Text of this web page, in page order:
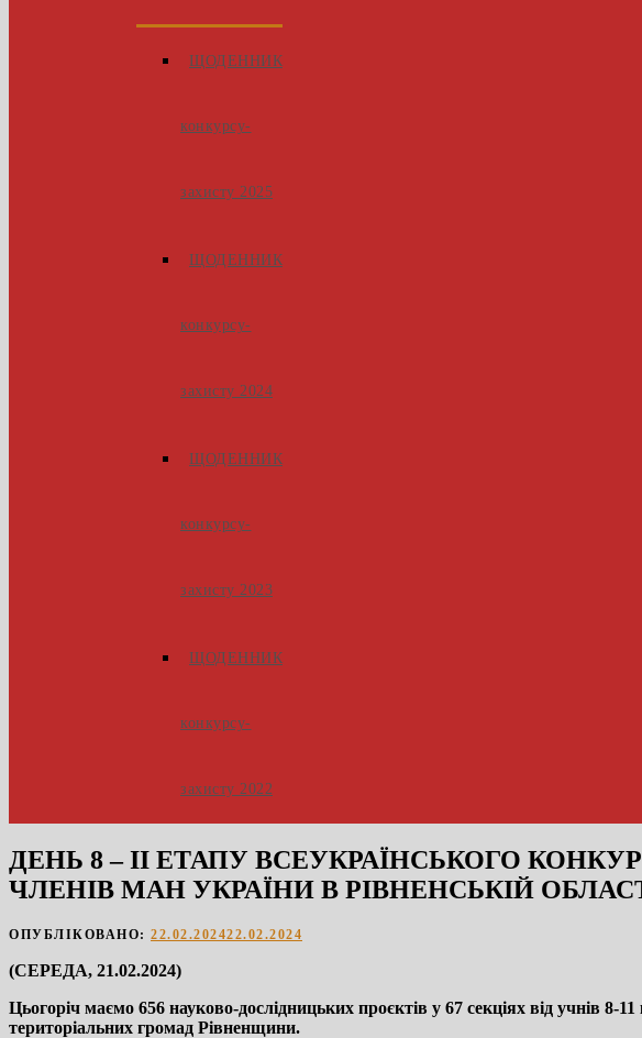
ЩОДЕННИК
конкурсу-
захисту 2025
ЩОДЕННИК
конкурсу-
захисту 2024
ЩОДЕННИК
конкурсу-
захисту 2023
ЩОДЕННИК
конкурсу-
захисту 2022
ДЕНЬ 8 – ІІ ЕТАПУ ВСЕУКРАЇНСЬКОГО
ЧЛЕНІВ МАН УКРАЇНИ В РІВНЕНСЬКІЙ
ОПУБЛІКОВАНО: 22.02.202422.02.2024
(СЕРЕДА, 21.02.2024)
Цьогоріч маємо 656 науково-дослідницьких проєктів у 67 секціях від учнів 8-
територіальних громад Рівненщини.